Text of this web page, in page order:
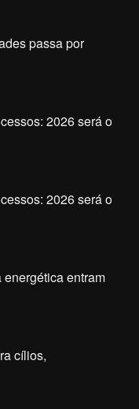
passa por
2026 será o
2026 será o
entram
cílios,